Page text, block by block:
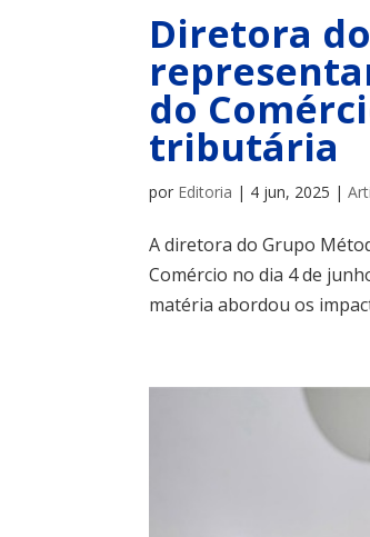
Diretora
do
tributária
por Editoria | 4 jun, 2025 |
A diretora do Grupo
Comércio no dia 4 de
matéria abordou os